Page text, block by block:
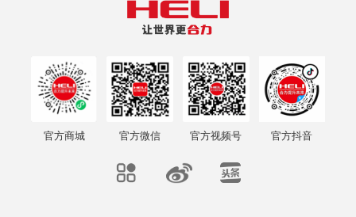
官方商城 官方微信 官方视频号 官方抖音